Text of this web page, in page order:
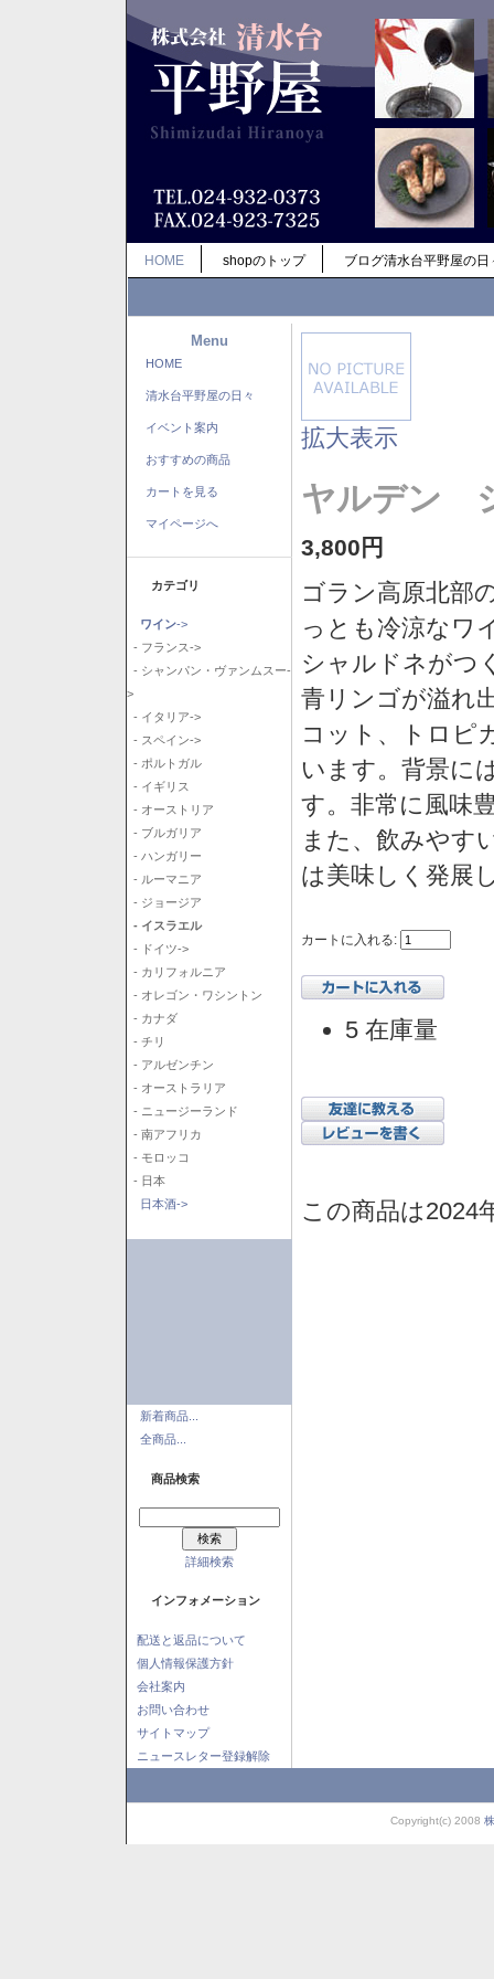
HOME shopのトップ ブログ清水台平野屋の日
Menu
HOME
清水台平野屋の日々
イベント案内
おすすめの商品
カートを見る
マイページへ
カテゴリ
ワイン->
- フランス->
- シャンパン・ヴァンムスー-
>
- イタリア->
- スペイン->
- ポルトガル
- イギリス
- オーストリア
- ブルガリア
- ハンガリー
- ルーマニア
- ジョージア
- イスラエル
- ドイツ->
- カリフォルニア
- オレゴン・ワシントン
- カナダ
- チリ
- アルゼンチン
- オーストラリア
- ニュージーランド
- 南アフリカ
- モロッコ
- 日本
日本酒->
新着商品...
全商品...
商品検索
詳細検索
インフォメーション
配送と返品について
個人情報保護方針
会社案内
お問い合わせ
サイトマップ
ニュースレター登録解除
拡大表示
ヤルデン
3,800円
ゴラン高原北部
っとも冷涼なワ
シャルドネがつ
青リンゴが溢れ
コット、トロピ
います。背景に
す。非常に風味
また、飲みやす
は美味しく発展
カートに入れる:
5 在庫量
この商品は2024
Copyright(c) 2008